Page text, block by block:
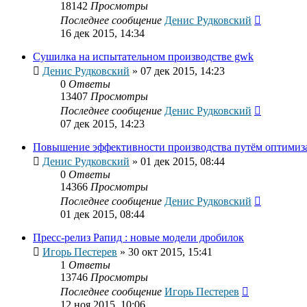
18142 Просмотры
Последнее сообщение Денис Рудковский
16 дек 2015, 14:34
Сушилка на испытательном производстве gwk
Денис Рудковский » 07 дек 2015, 14:23
0 Ответы
13407 Просмотры
Последнее сообщение Денис Рудковский
07 дек 2015, 14:23
Повышение эффективности производства путём
Денис Рудковский » 01 дек 2015, 08:44
0 Ответы
14366 Просмотры
Последнее сообщение Денис Рудковский
01 дек 2015, 08:44
Пресс-релиз Рапид : новые модели дробилок
Игорь Пестерев » 30 окт 2015, 15:41
1 Ответы
13746 Просмотры
Последнее сообщение Игорь Пестерев